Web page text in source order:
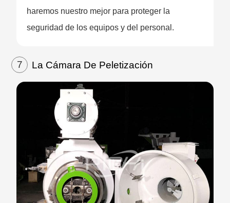
haremos nuestro mejor para proteger la
seguridad de los equipos y del personal.
La Cámara De Peletización
7